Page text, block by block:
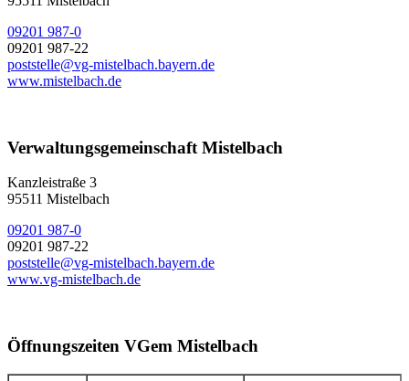
09201 987-0
09201 987-22
poststelle@vg-mistelbach.bayern.de
www.mistelbach.de
Verwaltungsgemeinschaft Mistelbach
Kanzleistraße 3
95511 Mistelbach
09201 987-0
09201 987-22
poststelle@vg-mistelbach.bayern.de
www.vg-mistelbach.de
Öffnungszeiten VGem Mistelbach